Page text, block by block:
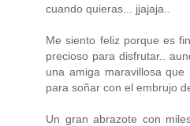
cuando quieras... jjajaja..
Me siento feliz porque es
precioso para disfrutar..
una amiga maravillosa
para soñar con el embrujo
Un gran abrazote con